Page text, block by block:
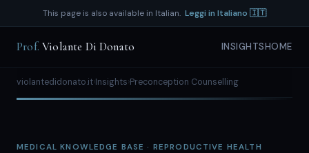
This page is also available in Italian. Leggi in Italiano 🇮🇹
Prof. Violante Di Donato INSIGHTSHOME
violantedidonato.it›Insights›Preconception Counselling
MEDICAL KNOWLEDGE BASE · REPRODUCTIVE HEALTH